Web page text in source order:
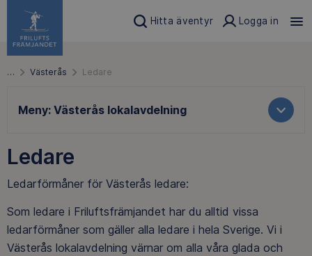
Hitta äventyr Logga in
… Västerås Ledare
Meny: Västerås lokalavdelning
Ledare
Ledarförmåner för Västerås ledare:
Som ledare i Friluftsfrämjandet har du alltid vissa
ledarförmåner som gäller alla ledare i hela Sverige. Vi i
Västerås lokalavdelning värnar om alla våra glada och